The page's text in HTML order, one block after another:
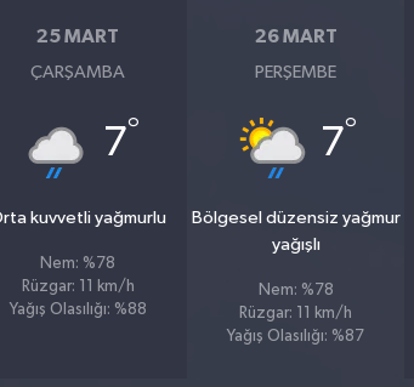
25 MART
ÇARŞAMBA
7°
kuvvetli yağmurlu
Nem: %78
Rüzgar: 11 km/h
Yağış Olasılığı: %88
26 MART
PERŞEMBE
7°
Bölgesel düzensiz yağmur
yağışlı
Nem: %78
Rüzgar: 11 km/h
Yağış Olasılığı: %87